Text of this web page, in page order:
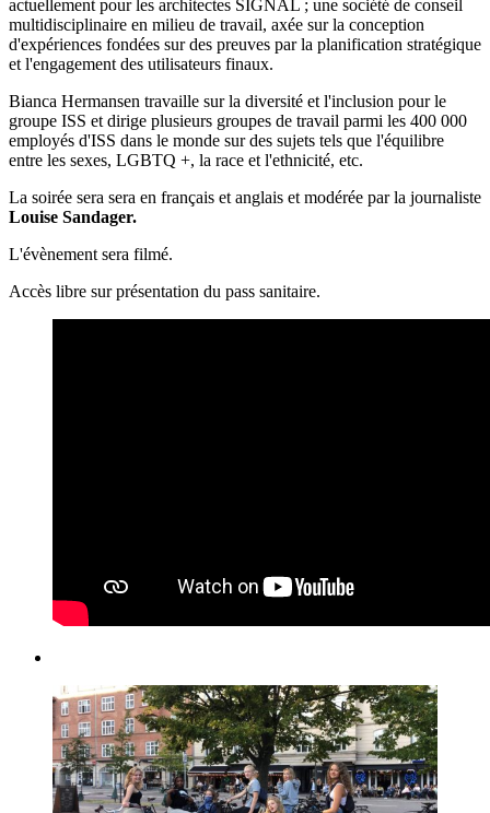
actuellement pour les architectes SIGNAL ; une société de conseil
multidisciplinaire en milieu de travail, axée sur la conception
d'expériences fondées sur des preuves par la planification stratégique
et l'engagement des utilisateurs finaux.
Bianca Hermansen travaille sur la diversité et l'inclusion pour le
groupe ISS et dirige plusieurs groupes de travail parmi les 400 000
employés d'ISS dans le monde sur des sujets tels que l'équilibre
entre les sexes, LGBTQ +, la race et l'ethnicité, etc.
La soirée sera sera en français et anglais et modérée par la journaliste
Louise Sandager.
L'évènement sera filmé.
Accès libre sur présentation du pass sanitaire.